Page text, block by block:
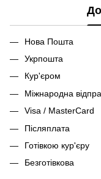
Нова Пошта
Укрпошта
Кур'єром
Міжнародна
Visa / MasterCard
Післяплата
Готівкою кур'єру
Безготівкова